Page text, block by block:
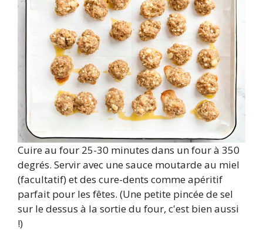
Cuire au four 25-30 minutes dans un four à 350
degrés. Servir avec une sauce moutarde au miel
(facultatif) et des cure-dents comme apéritif
parfait pour les fêtes. (Une petite pincée de sel
sur le dessus à la sortie du four, c'est bien aussi
!)